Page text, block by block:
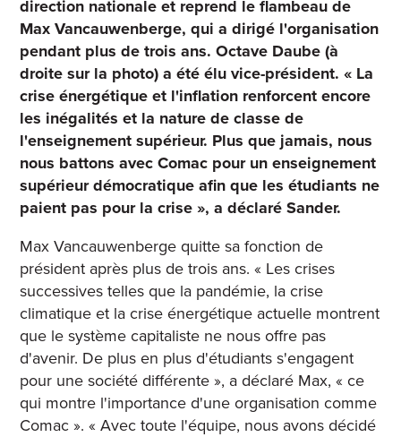
direction nationale et reprend le flambeau de
Max Vancauwenberge, qui a dirigé l'organisation
pendant plus de trois ans. Octave Daube (à
droite sur la photo) a été élu vice-président. « La
crise énergétique et l'inflation renforcent encore
les inégalités et la nature de classe de
l'enseignement supérieur. Plus que jamais, nous
nous battons avec Comac pour un enseignement
supérieur démocratique afin que les étudiants ne
paient pas pour la crise », a déclaré Sander.
Max Vancauwenberge quitte sa fonction de
président après plus de trois ans. « Les crises
successives telles que la pandémie, la crise
climatique et la crise énergétique actuelle montrent
que le système capitaliste ne nous offre pas
d'avenir. De plus en plus d'étudiants s'engagent
pour une société différente », a déclaré Max, « ce
qui montre l'importance d'une organisation comme
Comac ». « Avec toute l'équipe, nous avons décidé